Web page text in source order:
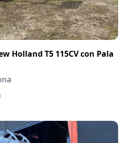
Holland T5 115CV con Pala